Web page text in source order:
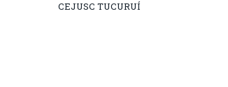
CEJUSC TUCURUÍ